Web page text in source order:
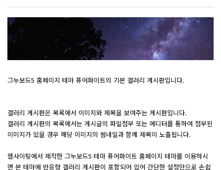
그누보드5 홈페이지 테마 퓨어화이트의 기본 갤러리 게시판입니다.
갤러리 게시판은 목록에서 이미지와 제목을 보여주는 게시판입니다.
갤러리 게시판의 목록에서는 게시글의 파일첨부 또는 에디터를 통하여 첨부된
이미지가 있을 경우 해당 이미지의 썸네일과 함께 제목이 노출됩니다.
웹사이팅에서 제작한 그누보드5 테마 퓨어화이트 홈페이지 테마를 이용하시
면 본 테마에 반응형 갤러리 게시판이 포함되어 있어 간단한 설정만으로 손쉽